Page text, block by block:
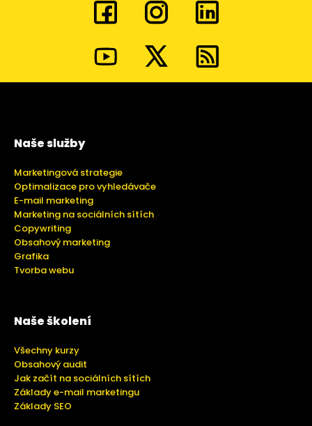
Naše služby
Marketingová strategie
Optimalizace pro vyhledávače
E-mail marketing
Marketing na sociálních sítích
Copywriting
Obsahový marketing
Grafika
Tvorba webu
Naše školení
Všechny kurzy
Obsahový audit
Jak začít na sociálních sítích
Základy e-mail marketingu
Základy SEO